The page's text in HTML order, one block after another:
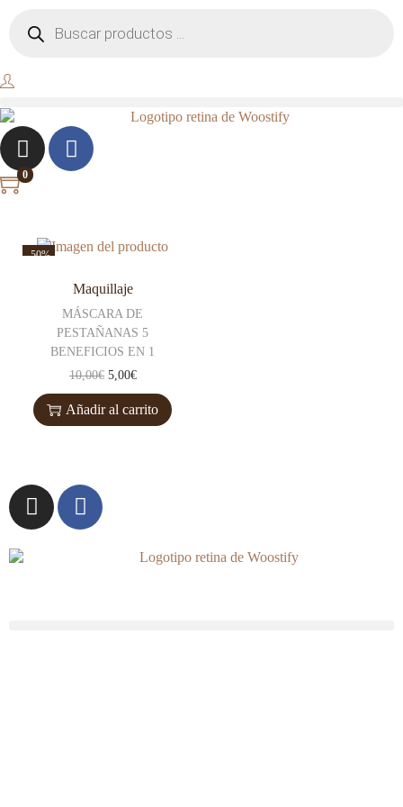
0
-50%
Maquillaje
MÁSCARA DE
PESTAÑANAS 5
BENEFICIOS EN 1
10,00€ 5,00€
Añadir al carrito